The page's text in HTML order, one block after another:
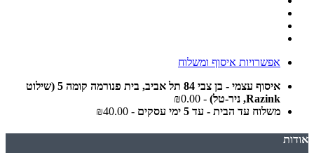
אפשרויות איסוף ומשלוח
איסוף עצמי - בן צבי 84 תל אביב, בית פנורמה קומה 5 (שילוט
Razink, ניר-טל)
- ₪0.00
משלוח עד הבית - עד 5 ימי עסקים
- ₪40.00
אודות